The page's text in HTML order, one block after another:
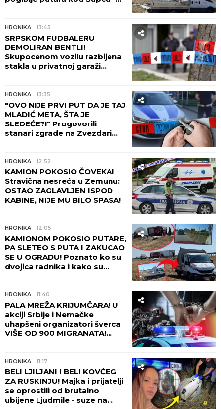
HRONIKA 13:45
SRPSKOM FUDBALERU
DEMOLIRAN BENTLI!
Skupocenom vozilu razbijena
stakla u privatnoj garaži
HRONIKA 13:35
"OVO NIJE PRVI PUT DA JE TAJ
MLADIĆ META, ŠTA JE
SLEDEĆE?!" Progovorili
stanari zgrade na Zvezdari
ZBOG OVOGA!
HRONIKA 12:52
KAMION POKOSIO ČOVEKA!
Stravična nesreća u Zemunu:
OSTAO ZAGLAVLJEN ISPOD
KABINE, NIJE MU BILO SPASA!
HRONIKA 12:05
KAMIONOM POKOSIO PUTARE,
PA SLETEO S PUTA I ZAKUCAO
SE U OGRADU! Poznato ko su
dvojica radnika i kako su
HRONIKA 11:40
PALA MREŽA KRIJUMČARA! U
akciji Srbije i Nemačke
uhapšeni organizatori šverca
VIŠE OD 900 MIGRANATA!
funkcionisalo!
HRONIKA 11:17
BELI LJILJANI I BELI KOVČEG
ZA RUSKINJU! Majka i prijatelji
se oprostili od brutalno
ubijene Ljudmile - suze na